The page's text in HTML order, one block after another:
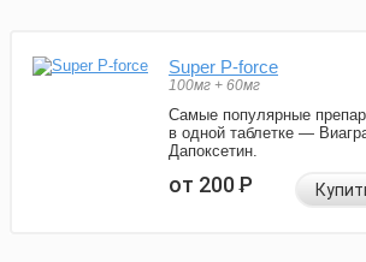
Super P-force
100мг + 60мг
Самые популярные
в одной таблетке —
Дапоксетин.
от 200Р